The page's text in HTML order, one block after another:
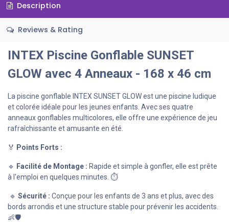
Description
Reviews & Rating
INTEX Piscine Gonflable SUNSET
GLOW avec 4 Anneaux - 168 x 46 cm
La piscine gonflable INTEX SUNSET GLOW est une piscine ludique
et colorée idéale pour les jeunes enfants. Avec ses quatre
anneaux gonflables multicolores, elle offre une expérience de jeu
rafraîchissante et amusante en été.
🏅 Points Forts :
🔹 Facilité de Montage : Rapide et simple à gonfler, elle est prête
à l'emploi en quelques minutes. ⏱️
🔹 Sécurité : Conçue pour les enfants de 3 ans et plus, avec des
bords arrondis et une structure stable pour prévenir les accidents.
👶🛡️